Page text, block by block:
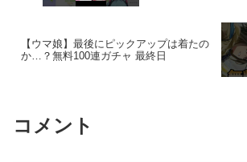
【ウマ娘】最後にピックアップは着たの
か…？無料100連ガチャ 最終日
コメント